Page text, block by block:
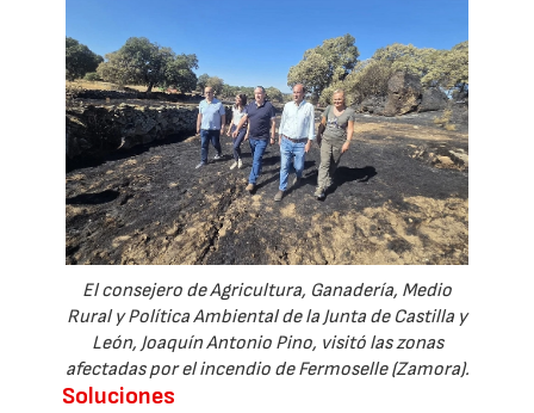
El consejero de Agricultura, Ganadería, Medio
Rural y Política Ambiental de la Junta de Castilla y
León, Joaquín Antonio Pino, visitó las zonas
afectadas por el incendio de Fermoselle (Zamora).
Soluciones